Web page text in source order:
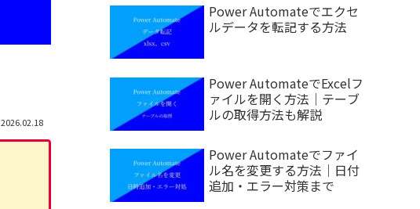
2026.02.18
Power Automateでエクセ
ルデータを転記する方法
Power AutomateでExcelフ
ァイルを開く方法｜テーブ
ルの取得方法も解説
Power Automateでファイ
ル名を変更する方法｜日付
追加・エラー対策まで